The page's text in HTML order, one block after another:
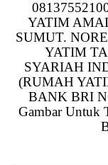
YATIM
SUMUT.
YATIM
SYARIAH
(RUMAH
BANK BRI
Gambar Untuk